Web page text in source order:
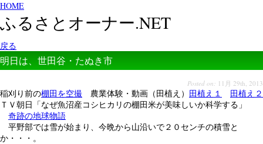
HOME
ふるさとオーナー.NET
戻る
明日は、世田谷・たぬき市
Posted on: 11月 29th, 2013
稲刈り前の棚田を空撮 農業体験・動画（田植え） 田植え１
田植え２
ＴＶ朝日「なぜ魚沼産コシヒカリの棚田米が美味しいか科学する」
奇跡の地球物語
平野部では雪が始まり、今晩から山沿いで２０センチの積雪と
か・・・。